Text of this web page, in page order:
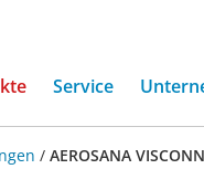
(current)
Service
/ AEROSANA